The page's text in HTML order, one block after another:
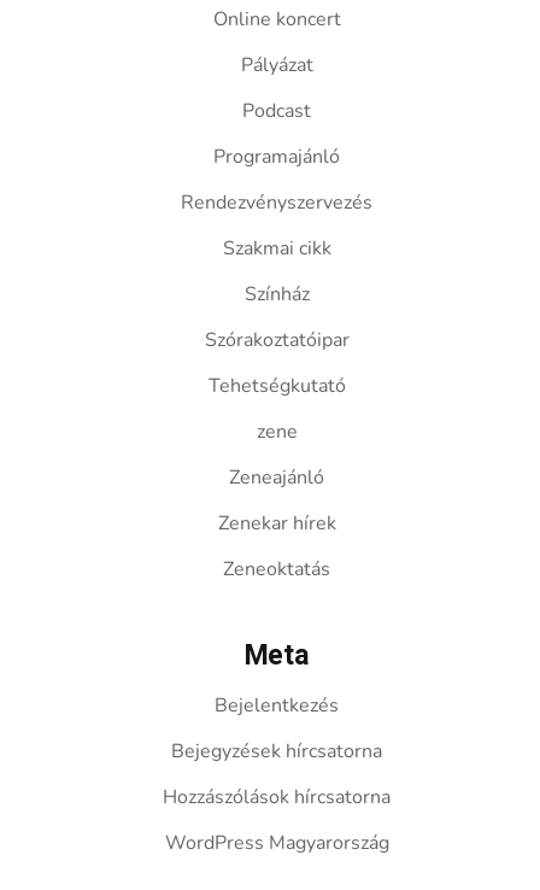
Online koncert
Pályázat
Podcast
Programajánló
Rendezvényszervezés
Szakmai cikk
Színház
Szórakoztatóipar
Tehetségkutató
zene
Zeneajánló
Zenekar hírek
Zeneoktatás
Meta
Bejelentkezés
Bejegyzések hírcsatorna
Hozzászólások hírcsatorna
WordPress Magyarország